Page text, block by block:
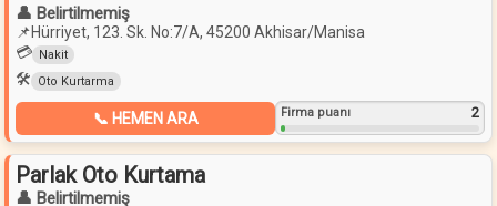
👤 Belirtilmemiş
📌Hürriyet, 123. Sk. No:7/A, 45200 Akhisar/Manisa
💳 Nakit
🛠️ Oto Kurtarma
📞 HEMEN ARA Firma puanı 2
Parlak Oto Kurtama
👤 Belirtilmemiş